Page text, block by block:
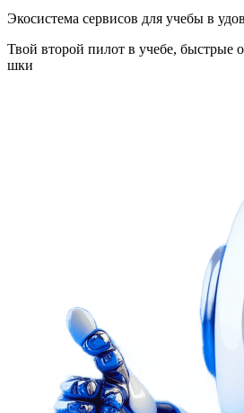
Экосистема сервисов для учебы в
Твой второй пилот в учебе, быстрые
шки